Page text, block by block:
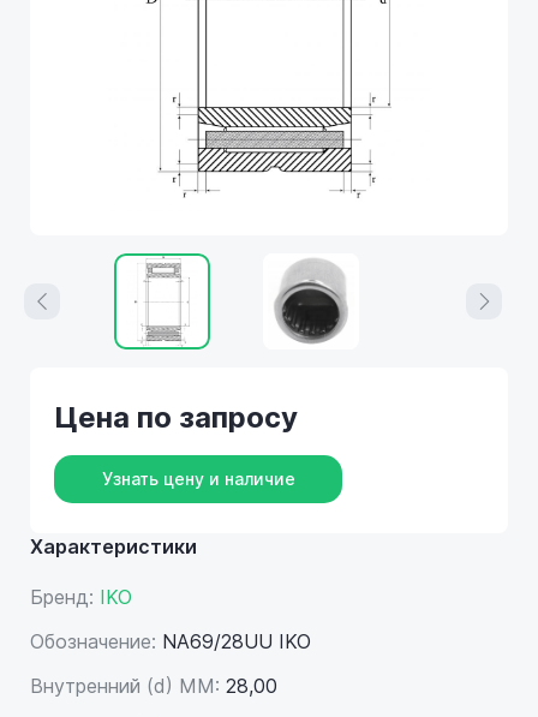
Характеристики
Бренд: IKO
Обозначение: NA69/28UU IKO
Внутренний (d) ММ: 28,00
Цена по запросу
Узнать цену и наличие